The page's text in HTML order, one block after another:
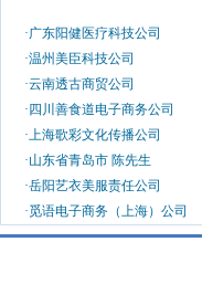
·广东阳健医疗科技公司
·温州美臣科技公司
·云南透古商贸公司
· 四川善食道电子商务公司
·上海歌彩文化传播公司
·山东省青岛市 陈先生
·岳阳艺衣美服责任公司
·觅语电子商务（上海）公司